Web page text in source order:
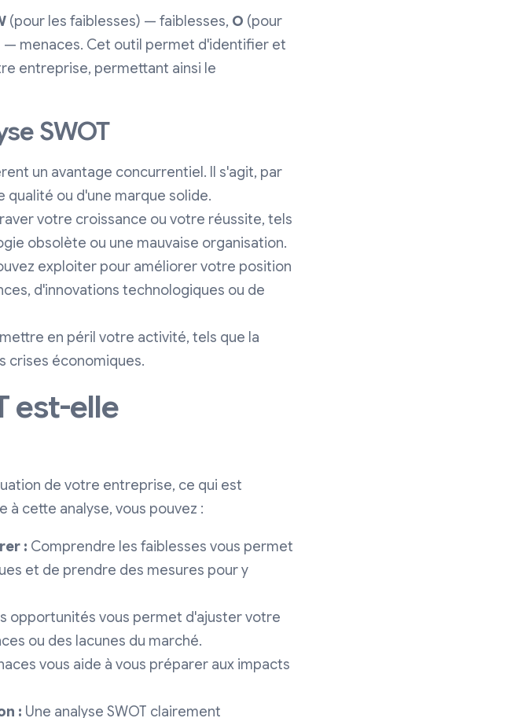
(pour les faiblesses) — faiblesses, O (pour
— menaces. Cet outil permet d'identifier et
entreprise, permettant ainsi le
SWOT
un avantage concurrentiel. Il s'agit, par
ou d'une marque solide.
votre croissance ou votre réussite, tels
obsolète ou une mauvaise organisation.
exploiter pour améliorer votre position
d'innovations technologiques ou de
en péril votre activité, tels que la
crises économiques.
est-elle
de votre entreprise, ce qui est
cette analyse, vous pouvez :
: Comprendre les faiblesses vous permet
et de prendre des mesures pour y
opportunités vous permet d'ajuster votre
ou des lacunes du marché.
vous aide à vous préparer aux impacts
: Une analyse SWOT clairement